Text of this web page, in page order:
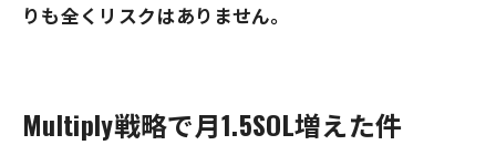
りも全くリスクはありません。
Multiply戦略で月1.5SOL増えた件